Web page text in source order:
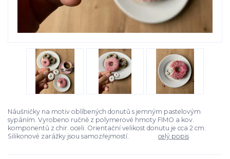
Náušničky na motiv oblíbených donutů s jemným pastelovým
sypáním. Vyrobeno ručně z polymerové hmoty FIMO a kov.
komponentů z chir. oceli. Orientační velikost donutu je cca 2 cm.
Silikonové zarážky jsou samozřejmostí. celý popis